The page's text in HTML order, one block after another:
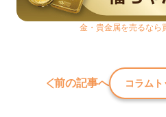
金・貴金属を売るなら
前の記事へ コラムト